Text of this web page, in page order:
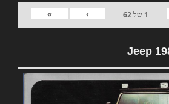
1 של62
›
»